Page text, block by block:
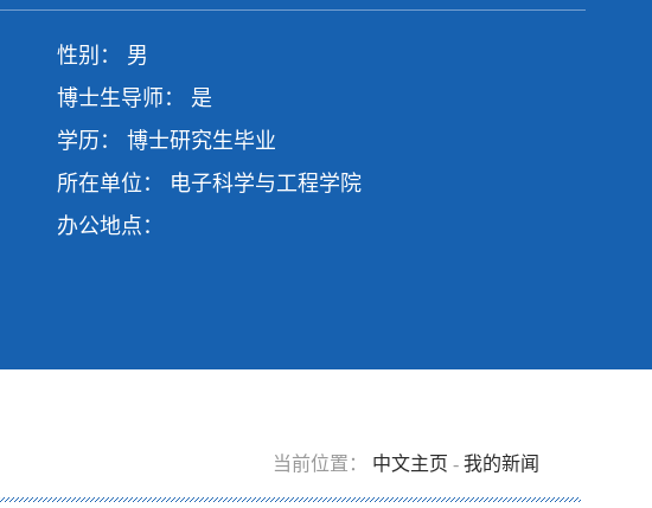
性别： 男
博士生导师： 是
学历： 博士研究生毕业
所在单位： 电子科学与工程学院
办公地点：
当前位置： 中文主页 - 我的新闻